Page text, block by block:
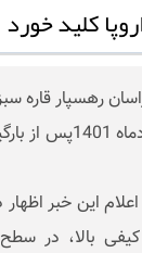
کلید خورد
رهسپار قاره
این محموله صبح
این خبر
بالا، در